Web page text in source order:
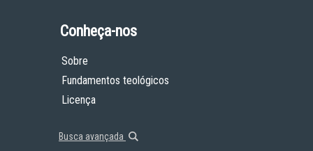
Conheça-nos
Sobre
Fundamentos teológicos
Licença
Busca avançada